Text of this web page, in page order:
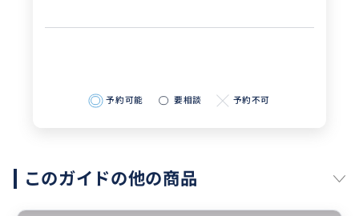
予約可能 要相談 予約不可
このガイドの他の商品